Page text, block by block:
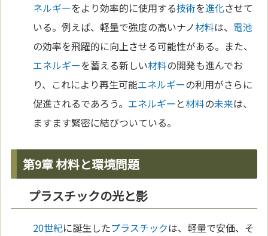
ネルギーをより効率的に使用する技術を進化させて
いる。例えば、軽量で強度の高いナノ材料は、 電池
の効率を飛躍的に向上させる可能性がある。また、
エネルギーを蓄える新しい材料の開発も進んでお
り、これにより再生可能エネルギーの利用がさらに
促進されるであろう。 エネルギー と材料の未来は、
ますます緊密に結びついている。
第9章 材料と環境問題
プラスチックの光と影
20世紀に誕生したプラスチックは、軽量で安価、そ